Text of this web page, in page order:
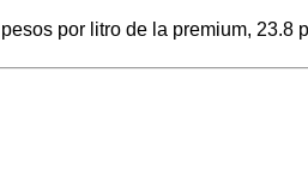
por litro de la premium,